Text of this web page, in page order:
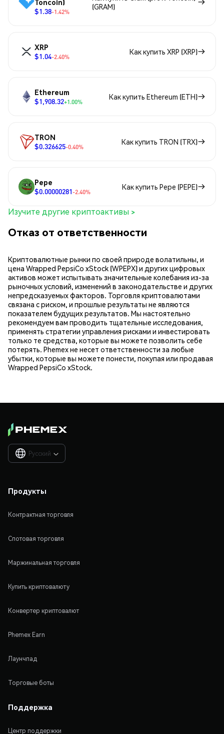
Toncoin)
$1.38-1.42%
(GRAM)
XRP
$1.04-2.40%
Как купить XRP (XRP)
Ethereum
$1,908.32+1.00%
Как купить Ethereum (ETH)
TRON
$0.326625-0.40%
Как купить TRON (TRX)
Pepe
$0.00000281-2.40%
Как купить Pepe (PEPE)
Изучите другие криптоактивы >
Отказ от ответственности
Криптовалютные рынки по своей природе волатильны, и
цена Wrapped PepsiCo xStock (WPEPX) и других цифровых
активов может испытывать значительные колебания из-за
рыночных условий, изменений в законодательстве и других
непредсказуемых факторов. Торговля криптовалютами
связана с риском, и прошлые результаты не являются
показателем будущих результатов. Мы настоятельно
рекомендуем вам проводить тщательные исследования,
применять стратегии управления рисками и инвестировать
только те средства, которые вы можете позволить себе
потерять. Phemex не несет ответственности за любые
убытки, которые вы можете понести, покупая или продавая
Wrapped PepsiCo xStock.
Русский 
Продукты
Контрактная торговля
Спотовая торговля
Маржинальная торговля
Купить криптовалюту
Конвертер криптовалют
Phemex Earn
Лаунчпад
Торговые боты
Поддержка
Центр поддержки